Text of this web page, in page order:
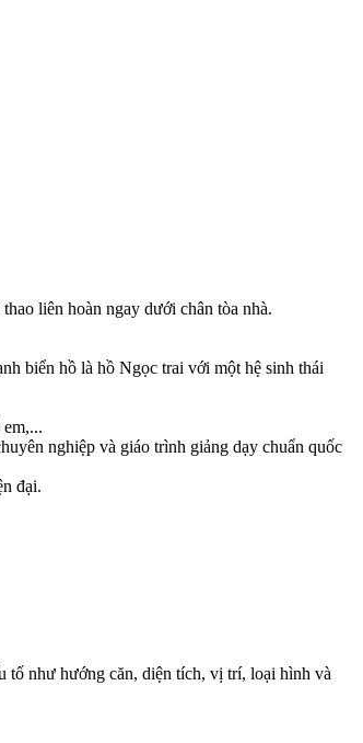
liên hoàn ngay dưới chân tòa nhà.
biển hồ là hồ Ngọc trai với một hệ sinh thái
nghiệp và giáo trình giảng dạy chuẩn quốc
đại.
tố như hướng căn, diện tích, vị trí, loại hình và